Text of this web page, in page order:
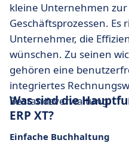
kleine Unternehmen
Geschäftsprozessen. Es
Unternehmer, die
wünschen. Zu seinen
gehören eine
integriertes
Bestandsverwaltung.
Was sind die
ERP XT?
Einfache Buchhaltung